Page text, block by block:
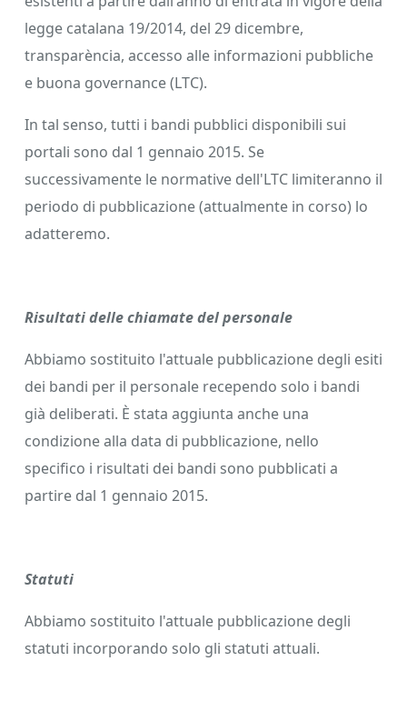
legge catalana 19/2014, del 29 dicembre,
transparència, accesso alle informazioni pubbliche
e buona governance (LTC).
In tal senso, tutti i bandi pubblici disponibili sui
portali sono dal 1 gennaio 2015. Se
successivamente le normative dell'LTC limiteranno il
periodo di pubblicazione (attualmente in corso) lo
adatteremo.
Risultati delle chiamate del personale
Abbiamo sostituito l'attuale pubblicazione degli esiti
dei bandi per il personale recependo solo i bandi
già deliberati. È stata aggiunta anche una
condizione alla data di pubblicazione, nello
specifico i risultati dei bandi sono pubblicati a
partire dal 1 gennaio 2015.
Statuti
Abbiamo sostituito l'attuale pubblicazione degli
statuti incorporando solo gli statuti attuali.